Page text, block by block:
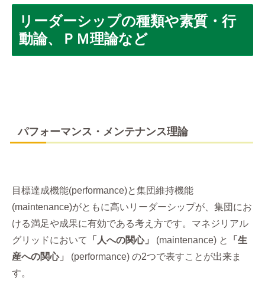
リーダーシップの種類や素質・行
動論、ＰＭ理論など
パフォーマンス・メンテナンス理論
目標達成機能(performance)と集団維持機能
(maintenance)がともに高いリーダーシップが、集団にお
ける満足や成果に有効である考え方です。マネジリアル
グリッドにおいて
「人への関心」 (maintenance) と
「生
産への関心」
(performance) の2つで表すことが出来ま
す。